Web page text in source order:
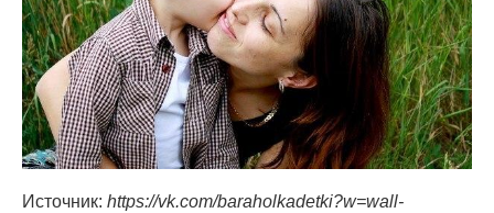
Источник: https://vk.com/baraholkadetki?w=wall-